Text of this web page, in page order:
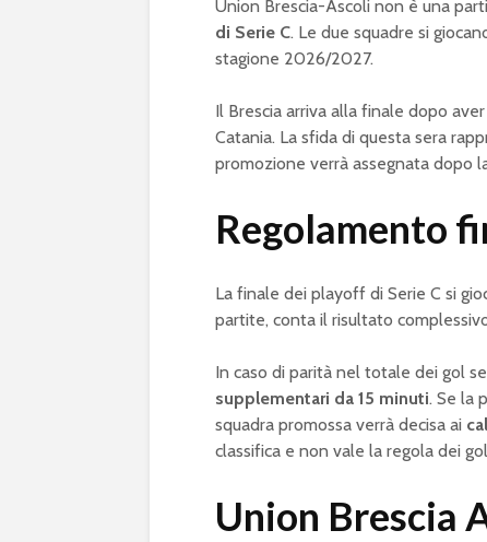
Union Brescia-Ascoli non è una
di Serie C. Le due squadre si
stagione 2026/2027.
Il Brescia arriva alla finale dopo
Catania. La sfida di questa sera
promozione verrà assegnata dopo
Regolamento
La finale dei playoff di Serie C si
partite, conta il risultato
In caso di parità nel totale dei gol
supplementari da 15 minuti. Se la
squadra promossa verrà decisa ai
classifica e non vale la regola dei
Union Brescia